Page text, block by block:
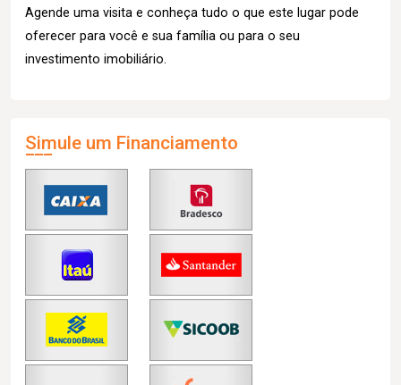
Agende uma visita e conheça tudo o que este lugar pode
oferecer para você e sua família ou para o seu
investimento imobiliário.
Simule um Financiamento